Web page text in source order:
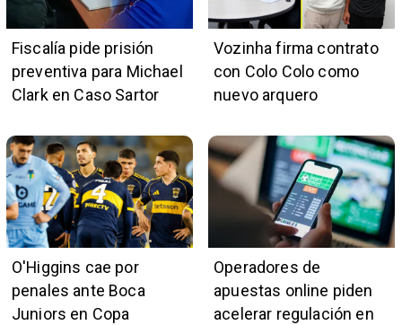
Fiscalía pide prisión
preventiva para Michael
Clark en Caso Sartor
Vozinha firma contrato
con Colo Colo como
nuevo arquero
O'Higgins cae por
penales ante Boca
Juniors en Copa
Operadores de
apuestas online piden
acelerar regulación en